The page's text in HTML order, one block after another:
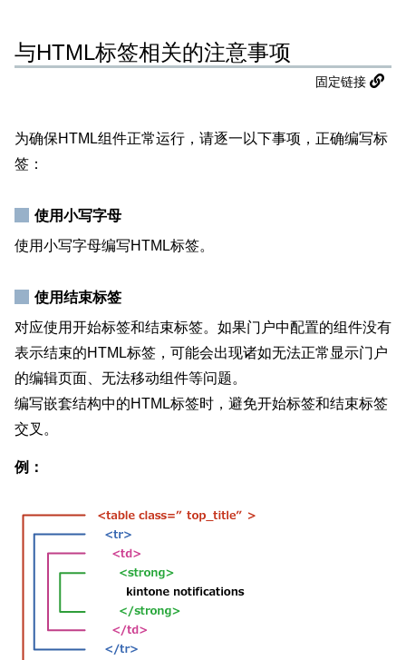
与HTML标签相关的注意事项
固定链接
为确保HTML组件正常运行，请逐一以下事项，正确编写标
签：
使用小写字母
使用小写字母编写HTML标签。
使用结束标签
对应使用开始标签和结束标签。如果门户中配置的组件没有
表示结束的HTML标签，可能会出现诸如无法正常显示门户
的编辑页面、无法移动组件等问题。
编写嵌套结构中的HTML标签时，避免开始标签和结束标签
交叉。
例：